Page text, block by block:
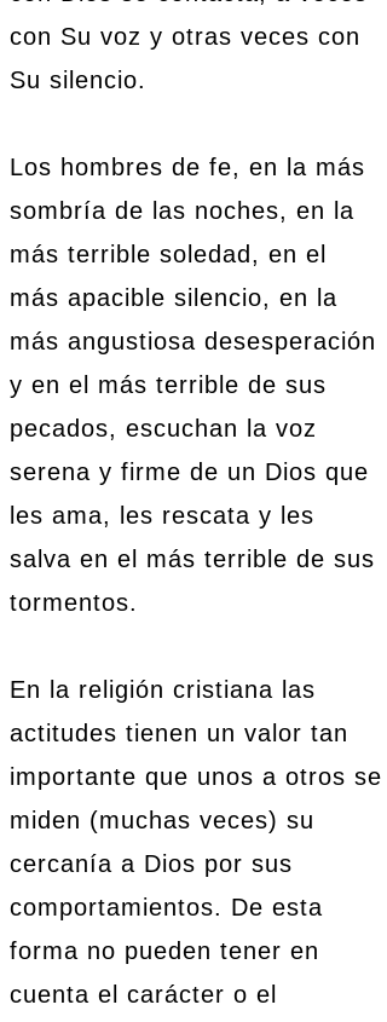
con Su voz y otras veces con
Su silencio.
Los hombres de fe, en la más
sombría de las noches, en la
más terrible soledad, en el
más apacible silencio, en la
más angustiosa desesperación
y en el más terrible de sus
pecados, escuchan la voz
serena y firme de un Dios que
les ama, les rescata y les
salva en el más terrible de sus
tormentos.
En la religión cristiana las
actitudes tienen un valor tan
importante que unos a otros se
miden (muchas veces) su
cercanía a Dios por sus
comportamientos. De esta
forma no pueden tener en
cuenta el carácter o el